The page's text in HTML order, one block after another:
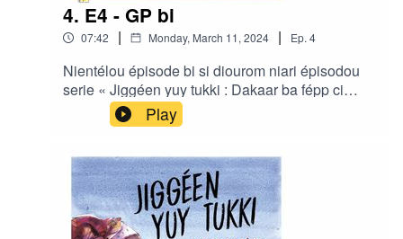
4. E4 - GP bi
07:42 | Monday, March 11, 2024 | Ep. 4
Nientélou épisode bi si diourom niari épisodou
serie « Jiggéen yuy tukki : Dakaar ba fépp ci
àdduna » gniko realisé di Ibrahima Diouf ak Clair
Rivière bou studio Ëpoukay.
Play